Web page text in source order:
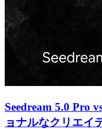
Seedream 5.0 Pro
ョナルなクリエイ